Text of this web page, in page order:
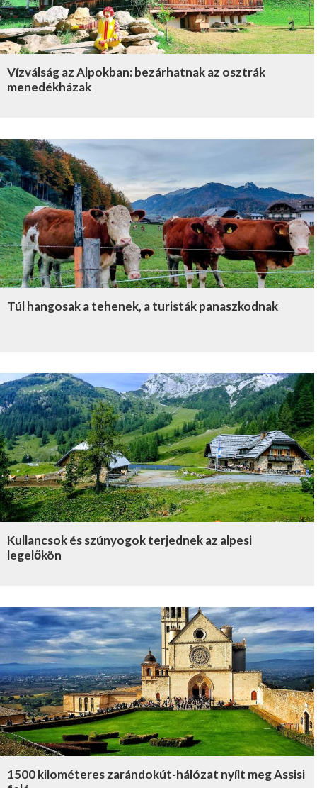
Vízválság az Alpokban: bezárhatnak az osztrák
menedékházak
Túl hangosak a tehenek, a turisták panaszkodnak
Kullancsok és szúnyogok terjednek az alpesi
legelőkön
1500 kilométeres zarándokút-hálózat nyílt meg Assisi